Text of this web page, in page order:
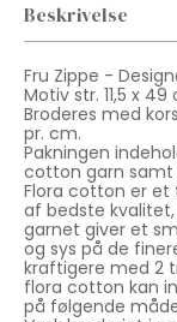
Beskrivelse
Fru Zippe -
Motiv str. 11,5 x 49
Broderes med
pr. cm.
Pakningen
cotton garn samt
Flora cotton er et
af bedste
garnet giver et
og sys på de
kraftigere med 2
flora cotton kan
på følgende